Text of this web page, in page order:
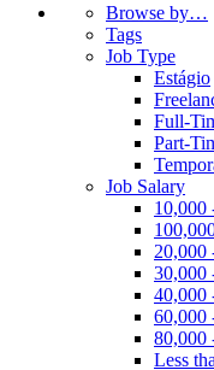
Browse by…
Tags
Job Type
Estágio
Full-
Part-
Job Salary
10,000
20,000
30,000
40,000
60,000
80,000
Less